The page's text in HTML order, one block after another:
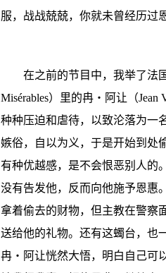
服，战战兢兢，你就未曾经历过
在之前的节目中，我举了法
Misérables）里的冉‧阿让（Jean
种种压迫和虐待，以致沦落为一
嫉俗，自以为义，于是开始到处
有种优越感，是不会恨恶别人的
没有告发他，反而向他施予恩惠
拿着偷去的财物，但主教在警察
送给他的礼物。还有这蠋台，也
冉‧阿让恍然大悟，明白自己可